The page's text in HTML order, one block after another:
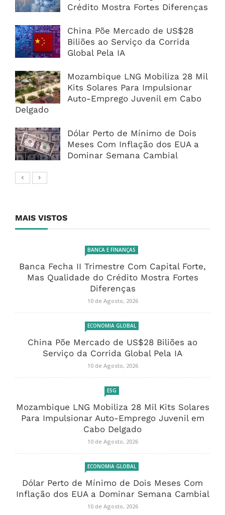
Crédito Mostra Fortes Diferenças
China Põe Mercado de US$28
Biliões ao Serviço da Corrida
Global Pela IA
Mozambique LNG Mobiliza 28 Mil
Kits Solares Para Impulsionar
Auto-Emprego Juvenil em Cabo
Delgado
Dólar Perto de Mínimo de Dois
Meses Com Inflação dos EUA a
Dominar Semana Cambial
MAIS VISTOS
BANCA E FINANÇAS
Banca Fecha II Trimestre Com Capital Forte,
Mas Qualidade do Crédito Mostra Fortes
Diferenças
10 de Agosto, 2026
ECONOMIA GLOBAL
China Põe Mercado de US$28 Biliões ao
Serviço da Corrida Global Pela IA
10 de Agosto, 2026
ESG
Mozambique LNG Mobiliza 28 Mil Kits Solares
Para Impulsionar Auto-Emprego Juvenil em
Cabo Delgado
10 de Agosto, 2026
ECONOMIA GLOBAL
Dólar Perto de Mínimo de Dois Meses Com
Inflação dos EUA a Dominar Semana Cambial
10 de Agosto, 2026